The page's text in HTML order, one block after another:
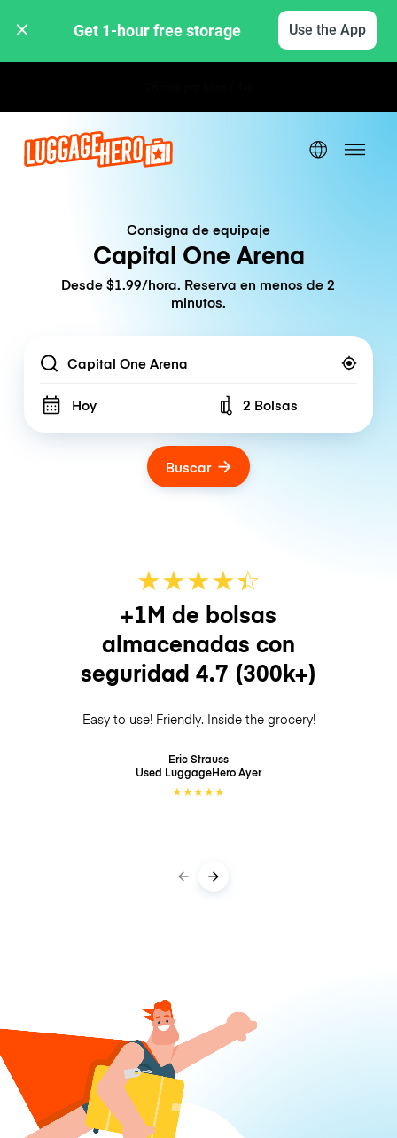
Get 1-hour free storage Use the App
Consigna de equipaje
Capital One Arena
Desde $1.99/hora. Reserva en menos de 2
minutos.
Location
Hoy Number of bags
2 Bolsas
Buscar
★★★★☆
★
+1M de bolsas
almacenadas con
seguridad 4.7 (300k+)
Easy to use! Friendly. Inside the grocery!
Eric Strauss
Used LuggageHeroAyer
★★★★★